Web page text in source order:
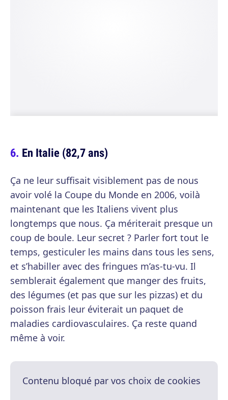
En Italie (82,7 ans)
Ça ne leur suffisait visiblement pas de nous
avoir volé la Coupe du Monde en 2006, voilà
maintenant que les Italiens vivent plus
longtemps que nous. Ça mériterait presque un
coup de boule. Leur secret ? Parler fort tout le
temps, gesticuler les mains dans tous les sens,
et s’habiller avec des fringues m’as-tu-vu. Il
semblerait également que manger des fruits,
des légumes (et pas que sur les pizzas) et du
poisson frais leur éviterait un paquet de
maladies cardiovasculaires. Ça reste quand
même à voir.
Contenu bloqué par vos choix de cookies